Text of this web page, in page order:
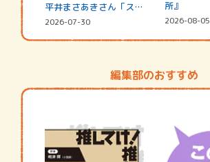
平井まさあきさん「スペ
シャ…
2026-07-30
所』
2026-08-05
編集部のおすすめ